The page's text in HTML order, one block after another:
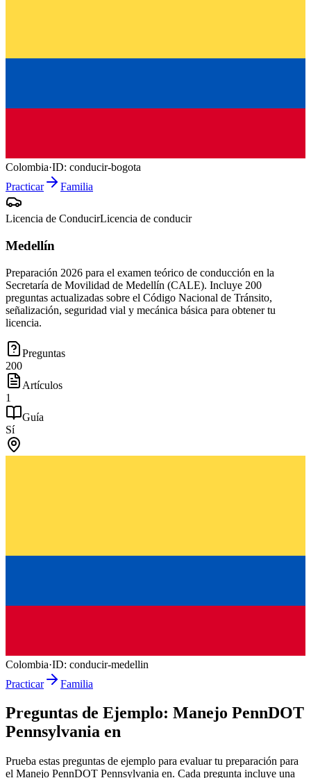
Colombia·ID: conducir-bogota
Practicar
Familia
Licencia de ConducirLicencia de conducir
Medellín
Preparación 2026 para el examen teórico de conducción en la
Secretaría de Movilidad de Medellín (CALE). Incluye 200
preguntas actualizadas sobre el Código Nacional de Tránsito,
señalización, seguridad vial y mecánica básica para obtener tu
licencia.
Preguntas
200
Artículos
1
Guía
Sí
Colombia·ID: conducir-medellin
Practicar
Familia
Preguntas de Ejemplo: Manejo PennDOT
Pennsylvania en
Prueba estas preguntas de ejemplo para evaluar tu preparación para
el Manejo PennDOT Pennsylvania en. Cada pregunta incluye una